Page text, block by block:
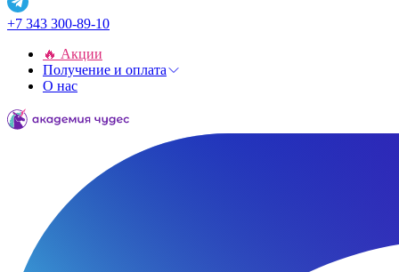
+7 343 300-89-10
🔥 Акции
Получение и оплата
О нас